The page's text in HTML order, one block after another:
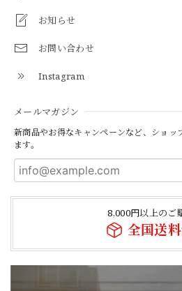
お知らせ
お問い合わせ
Instagram
メールマガジン
新商品やお得なキャンペーンなど、ショッ
ます。
8,000円以上のご
全国送